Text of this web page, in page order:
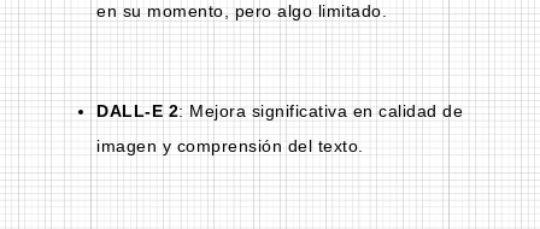
en su momento, pero algo limitado.
DALL-E 2: Mejora significativa en calidad de
imagen y comprensión del texto.